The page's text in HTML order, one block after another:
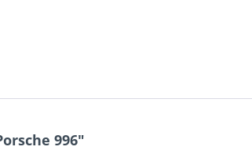
996"